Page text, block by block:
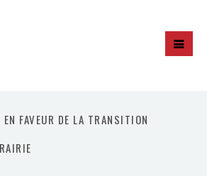
FAVEUR DE LA TRANSITION